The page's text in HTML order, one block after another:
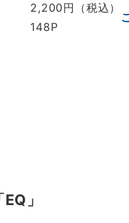
2,200円（税込）
148P
」